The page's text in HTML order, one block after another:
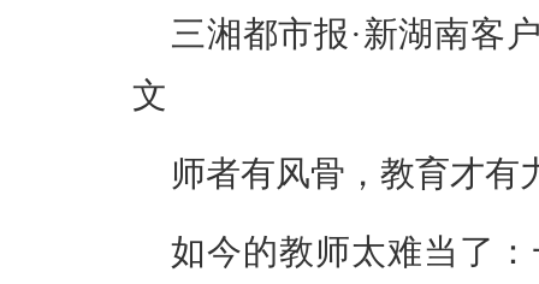
三湘都市报·新湖南客
文
师者有风骨，教育才有
如今的教师太难当了